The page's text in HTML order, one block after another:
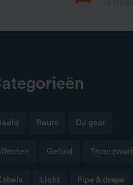
Beurs DJ gear
Geluid Truss zwart
Licht Pipe & drape